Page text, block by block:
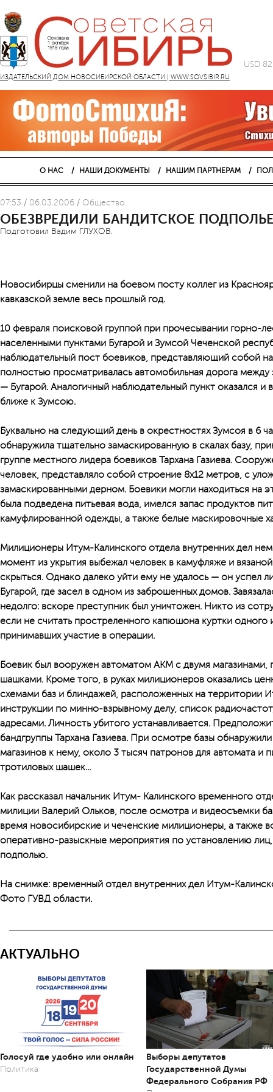
ИЗДАТЕЛЬСКИЙ ДОМ НОВОСИБИРСКОЙ ОБЛАСТИ | WWW.SOVSIBIR.RU
USD
О НАС НАШИ ДОКУМЕНТЫ НАШИМ ПАРТНЕРАМ
07:53 / 06.03.2006 / Общество
ОБЕЗВРЕДИЛИ БАНДИТСКОЕ
Подготовил Вадим ГЛУХОВ.
Новосибирцы сменили на боевом посту коллег из
кавказской земле весь прошлый год.
10 февраля поисковой группой при прочесывании горно-
населенными пунктами Бугарой и Зумсой Чеченской
наблюдательный пост боевиков, представляющий собой
полностью просматривалась автомобильная дорога
— Бугарой. Аналогичный наблюдательный пункт оказался и
ближе к Зумсою.
Буквально на следующий день в окрестностях Зумсоя в 6
обнаружила тщательно замаскированную в скалах базу,
группе местного лидера боевиков Тархана Газиева.
человек, представляло собой строение 8х12 метров, с
замаскированными дерном. Боевики могли находиться на
была подведена питьевая вода, имелся запас продуктов
камуфлированной одежды, а также белые маскировочные
Милиционеры Итум-Калинского отдела внутренних дел
момент из укрытия выбежал человек в камуфляже и
скрыться. Однако далеко уйти ему не удалось — он успел
Бугарой, где засел в одном из заброшенных домов.
недолго: вскоре преступник был уничтожен. Никто из
если не считать простреленного капюшона куртки одного
принимавших участие в операции.
Боевик был вооружен автоматом АКМ с двумя магазинами,
шашками. Кроме того, в руках милиционеров оказались
схемами баз и блиндажей, расположенных на территории
инструкции по минно-взрывному делу, список
адресами. Личность убитого устанавливается.
бандгруппы Тархана Газиева. При осмотре базы
магазинов к нему, около 3 тысяч патронов для автомата и
тротиловых шашек...
Как рассказал начальник Итум- Калинского временного
милиции Валерий Ольков, после осмотра и видеосъемки
время новосибирские и чеченские милиционеры, а также
оперативно-разыскные мероприятия по установлению
подполью.
На снимке: временный отдел внутренних дел Итум-
Фото ГУВД области.
АКТУАЛЬНО
Голосуй где удобно или онлайн
Политика
Выборы депутатов
Государственной Думы
Федерального Собрания РФ